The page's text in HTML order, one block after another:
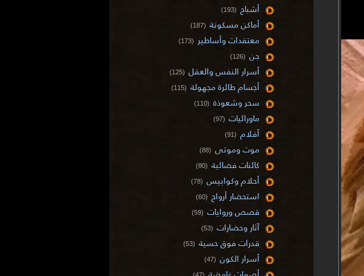
أشباح (193)
أماكن مسكونة (187)
معتقدات وأساطير (173)
جن (126)
أسرار النفس والعقل (125)
أجسام طائرة مجهولة (115)
سحر وشعوذة (110)
ماورائيات (97)
أفلام (91)
موت وموتى (88)
كائنات فضائية (80)
أحلام وكوابيس (78)
استحضار أرواح (60)
قصص وروايات (59)
آثار وحضارات (53)
قدرات فوق حسية (53)
أسرار الكون (47)